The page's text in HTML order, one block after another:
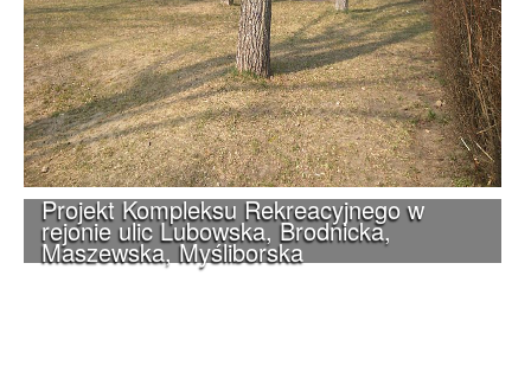
Projekt Kompleksu Rekreacyjnego w
rejonie ulic Lubowska, Brodnicka,
Maszewska, Myśliborska